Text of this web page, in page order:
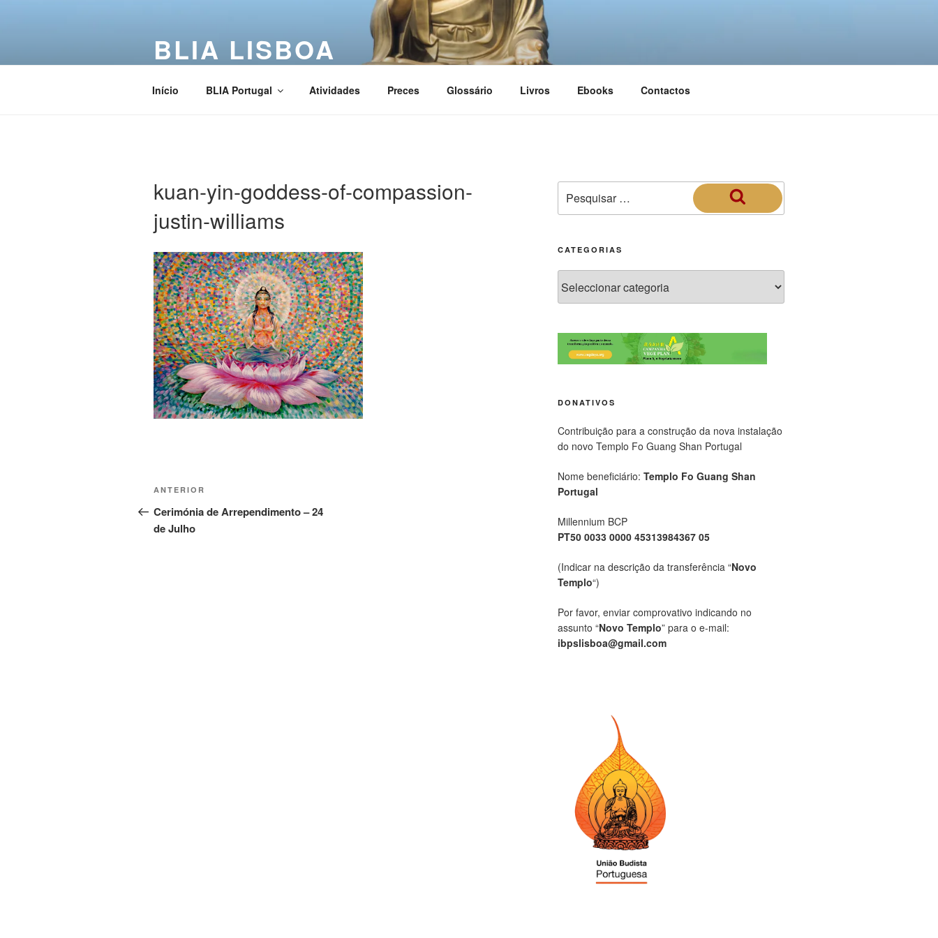
BLIA LISBOA
Início BLIA Portugal Atividades Preces Glossário Livros Ebooks Contactos
kuan-yin-goddess-of-compassion-
justin-williams
ANTERIOR
Cerimónia de Arrependimento – 24
de Julho
CATEGORIAS
DONATIVOS
Contribuição para a construção da nova instalação
do novo Templo Fo Guang Shan Portugal
Nome beneficiário: Templo Fo Guang Shan
Portugal
Millennium BCP
PT50 0033 0000 45313984367 05
(Indicar na descrição da transferência “Novo
Templo“)
Por favor, enviar comprovativo indicando no
assunto “Novo Templo” para o e-mail:
ibpslisboa@gmail.com